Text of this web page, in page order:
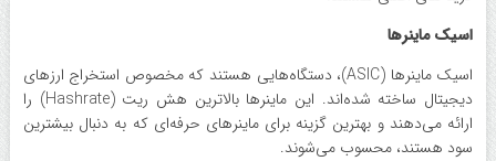
اسیک ماینرها
اسیک ماینرها (ASIC)، دستگاه‌هایی هستند که مخصوص استخراج ارزهای
دیجیتال ساخته شده‌اند. این ماینرها بالاترین هش ریت (Hashrate) را
ارائه می‌دهند و بهترین گزینه برای ماینرهای حرفه‌ای که به دنبال بیشترین
سود هستند، ‌محسوب می‌شوند.